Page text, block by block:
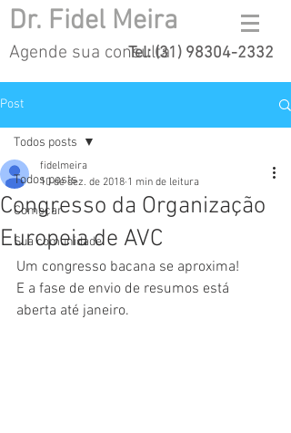
Dr. Fidel Meira
Tel:(31) 98304-2332
Agende sua consulta
Post
Todos posts
Começar
Sua comunidade
Todos posts
Congresso da Organização
Europeia de AVC
fidelmeira
10 de dez. de 2018 1 min de leitura
Um congresso bacana se aproxima!
E a fase de envio de resumos está
aberta até janeiro.